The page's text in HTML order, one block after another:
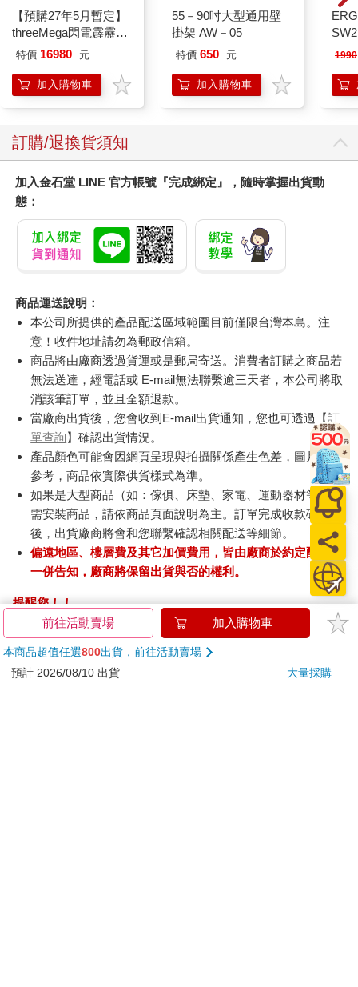
【預購27年5月暫定】
threeMega閃電霹靂車
VA Hi-SPEC UNITED
SIREN 黑色限定
特價 16980 元
加入購物車
55－90吋大型通用壁
掛架 AW－05
特價 650 元
加入購物車
泳
1990
訂購/退換貨須知
加入金石堂 LINE 官方帳號『完成綁定』，隨時掌握出貨動
態：
商品運送說明：
本公司所提供的產品配送區域範圍目前僅限台灣本島。注
意！收件地址請勿為郵政信箱。
商品將由廠商透過貨運或是郵局寄送。消費者訂購之商品若
無法送達，經電話或 E-mail無法聯繫逾三天者，本公司將取
消該筆訂單，並且全額退款。
當廠商出貨後，您會收到E-mail出貨通知，您也可透過【訂
單查詢】確認出貨情況。
產品顏色可能會因網頁呈現與拍攝關係產生色差，圖片僅供
參考，商品依實際供貨樣式為準。
如果是大型商品（如：傢俱、床墊、家電、運動器材等）及
需安裝商品，請依商品頁面說明為主。訂單完成收款確認
後，出貨廠商將會和您聯繫確認相關配送等細節。
偏遠地區、樓層費及其它加價費用，皆由廠商於約定配送時
一併告知，廠商將保留出貨與否的權利。
提醒您！！
金石堂及銀行均不會請您操作ATM! 如接獲電話要求您前往
ATM提款機，請不要聽從指示，以免受騙上當！
退換貨須知：
前往活動賣場 加入購物車
本商品超值任選800出貨，前往活動賣場
預計 2026/08/10 出貨
大量採購